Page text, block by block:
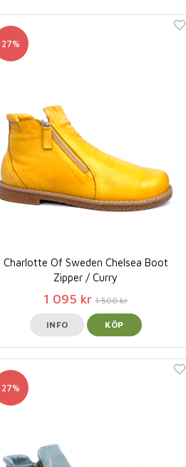
27%
Charlotte Of Sweden Chelsea Boot
Zipper / Curry
1 095 kr 1 500 kr
INFO KÖP
27%